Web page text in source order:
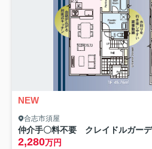
NEW
合志市須屋
2,280万円